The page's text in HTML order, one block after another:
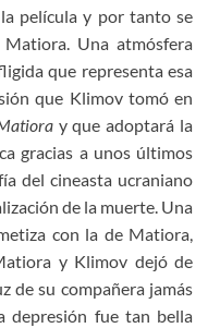
película y por tanto se
Una atmósfera
que representa esa
que Klimov tomó en
y que adoptará la
gracias a unos últimos
del cineasta ucraniano
de la muerte. Una
con la de Matiora,
y Klimov dejó de
de su compañera jamás
depresión fue tan bella